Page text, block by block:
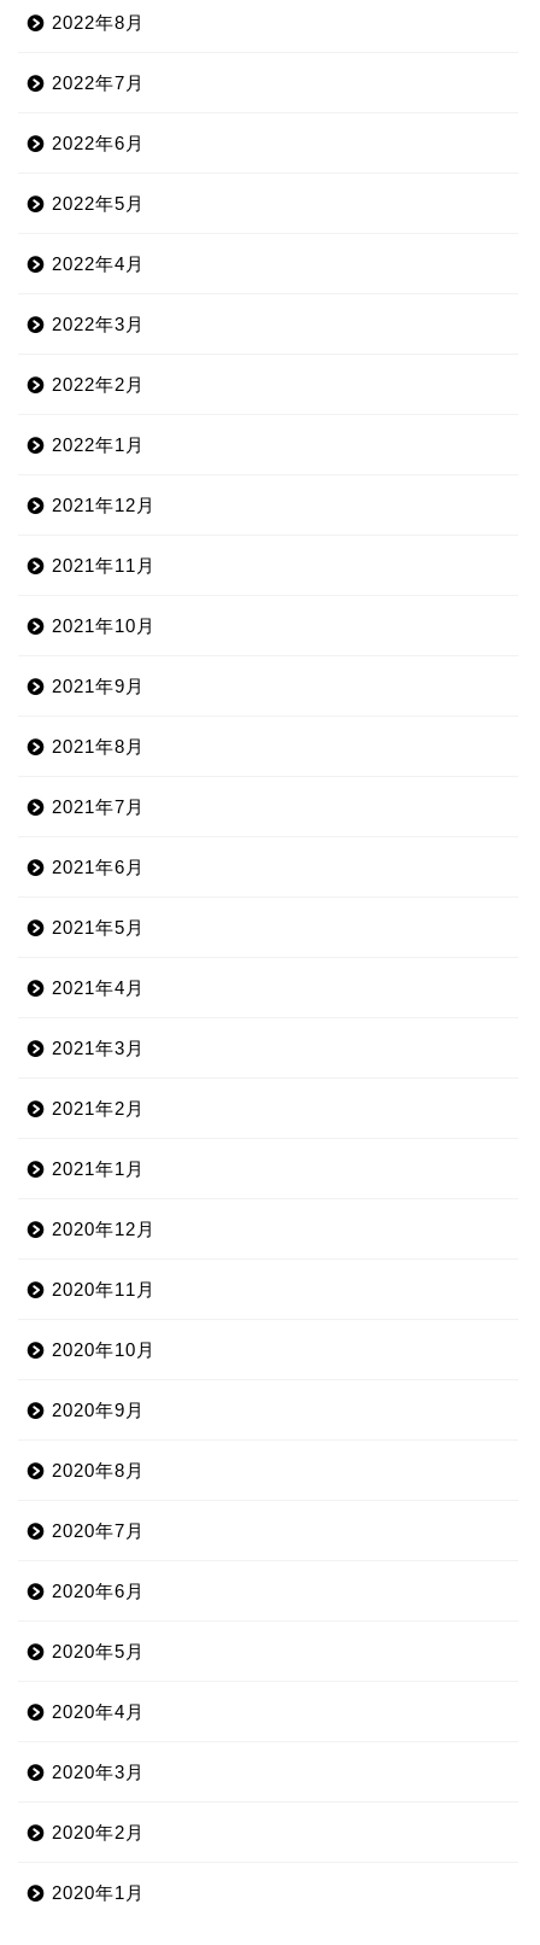
2022年8月
2022年7月
2022年6月
2022年5月
2022年4月
2022年3月
2022年2月
2022年1月
2021年12月
2021年11月
2021年10月
2021年9月
2021年8月
2021年7月
2021年6月
2021年5月
2021年4月
2021年3月
2021年2月
2021年1月
2020年12月
2020年11月
2020年10月
2020年9月
2020年8月
2020年7月
2020年6月
2020年5月
2020年4月
2020年3月
2020年2月
2020年1月